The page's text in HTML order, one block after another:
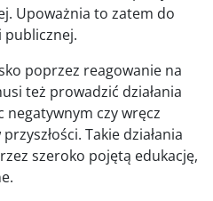
Upoważnia to zatem do
poprzez reagowanie na
też prowadzić działania
czy wręcz
Takie działania
szeroko pojętą edukację,